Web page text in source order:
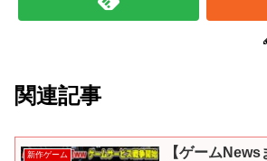
関連記事
新作ゲーム
【ゲーム